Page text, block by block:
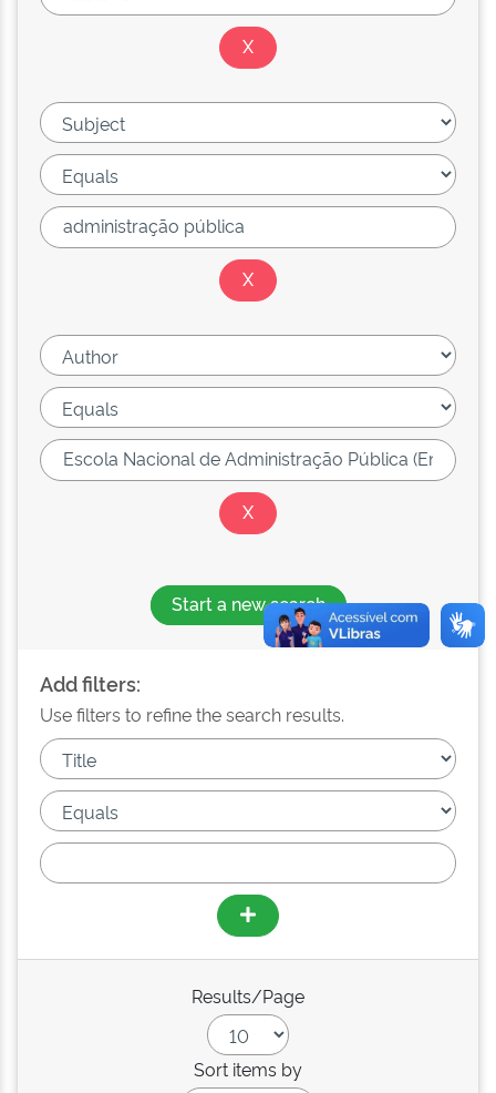
Start a new search
Add filters:
Use filters to refine the search results.
Results/Page
Sort items by